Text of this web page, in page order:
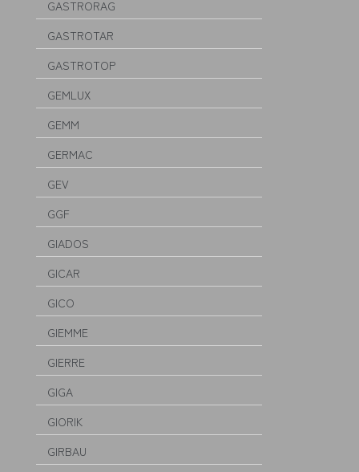
GASTRORAG
GASTROTAR
GASTROTOP
GEMLUX
GEMM
GERMAC
GEV
GGF
GIADOS
GICAR
GICO
GIEMME
GIERRE
GIGA
GIORIK
GIRBAU